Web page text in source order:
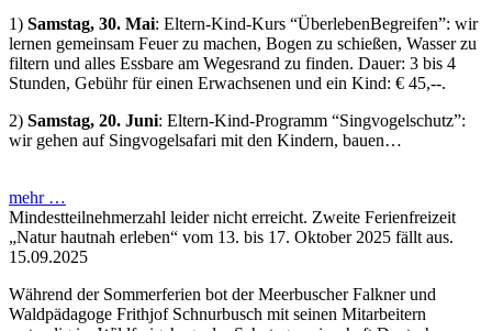
1) Samstag, 30. Mai: Eltern-Kind-Kurs “ÜberlebenBegreifen”: wir
lernen gemeinsam Feuer zu machen, Bogen zu schießen, Wasser zu
filtern und alles Essbare am Wegesrand zu finden. Dauer: 3 bis 4
Stunden, Gebühr für einen Erwachsenen und ein Kind: € 45,--.
2) Samstag, 20. Juni: Eltern-Kind-Programm “Singvogelschutz”:
wir gehen auf Singvogelsafari mit den Kindern, bauen…
mehr …
Mindestteilnehmerzahl leider nicht erreicht. Zweite Ferienfreizeit
„Natur hautnah erleben“ vom 13. bis 17. Oktober 2025 fällt aus.
15.09.2025
Während der Sommerferien bot der Meerbuscher Falkner und
Waldpädagoge Frithjof Schnurbusch mit seinen Mitarbeitern